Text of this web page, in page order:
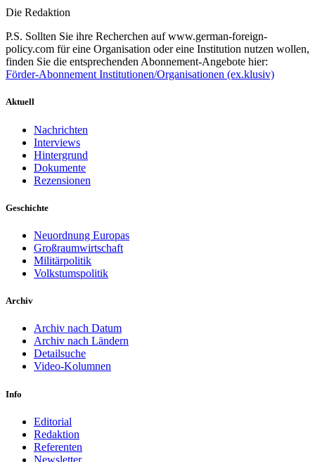
Die Redaktion
P.S. Sollten Sie ihre Recherchen auf www.german-foreign-
policy.com für eine Organisation oder eine Institution nutzen wollen,
finden Sie die entsprechenden Abonnement-Angebote hier:
Förder-Abonnement Institutionen/Organisationen (ex.klusiv)
Aktuell
Nachrichten
Interviews
Hintergrund
Dokumente
Rezensionen
Geschichte
Neuordnung Europas
Großraumwirtschaft
Militärpolitik
Volkstumspolitik
Archiv
Archiv nach Datum
Archiv nach Ländern
Detailsuche
Video-Kolumnen
Info
Editorial
Redaktion
Referenten
Newsletter